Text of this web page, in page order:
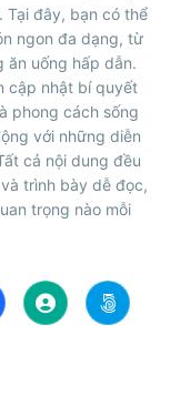
Tại đây, bạn có thể
ngon đa dạng, từ
ăn uống hấp dẫn.
cập nhật bí quyết
phong cách sống
với những diễn
cả nội dung đều
trình bày dễ đọc,
trọng nào mỗi